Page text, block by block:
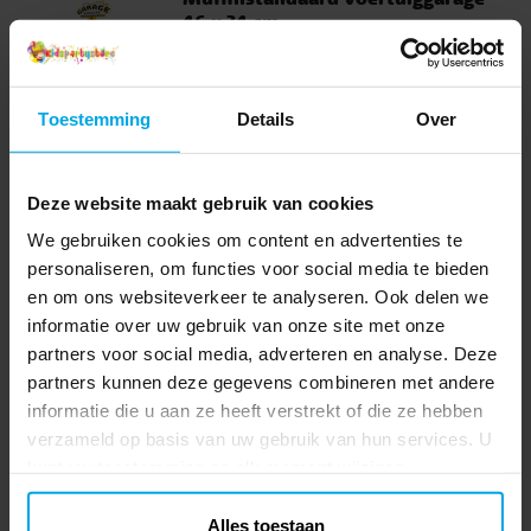
Toestemming Details Over
Deze website maakt gebruik van cookies
We gebruiken cookies om content en advertenties te
personaliseren, om functies voor social media te bieden
en om ons websiteverkeer te analyseren. Ook delen we
informatie over uw gebruik van onze site met onze
partners voor social media, adverteren en analyse. Deze
partners kunnen deze gegevens combineren met andere
informatie die u aan ze heeft verstrekt of die ze hebben
verzameld op basis van uw gebruik van hun services. U
Alles toestaan
46 x 34 cm
Creëer een leuk gevoel met deze
muffinstandaard die een garage voorstelt
perfect bij een kinderfeestje met een
voertuigthema en is gemaakt van stevig
Voertuig Cupcakewikkels 6 stuks
6 cupcakewikkels gemaakt van karton met
verschillende coole voertuigen, perfect als
decoratie voor je muffinvormpjes. De
breedte is 7,5 cm en de hoogte ongeveer 6
cm.
Prijs:€ 2,49
€ 2,49
TOEVOEGEN
Voertuig Slinger 250 cm